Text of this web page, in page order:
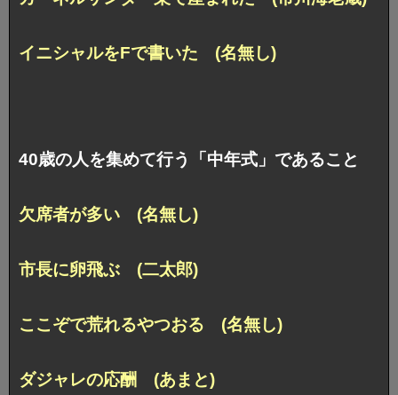
イニシャルをFで書いた (名無し)
40歳の人を集めて行う「中年式」であること
欠席者が多い (名無し)
市長に卵飛ぶ (二太郎)
ここぞで荒れるやつおる (名無し)
ダジャレの応酬 (あまと)